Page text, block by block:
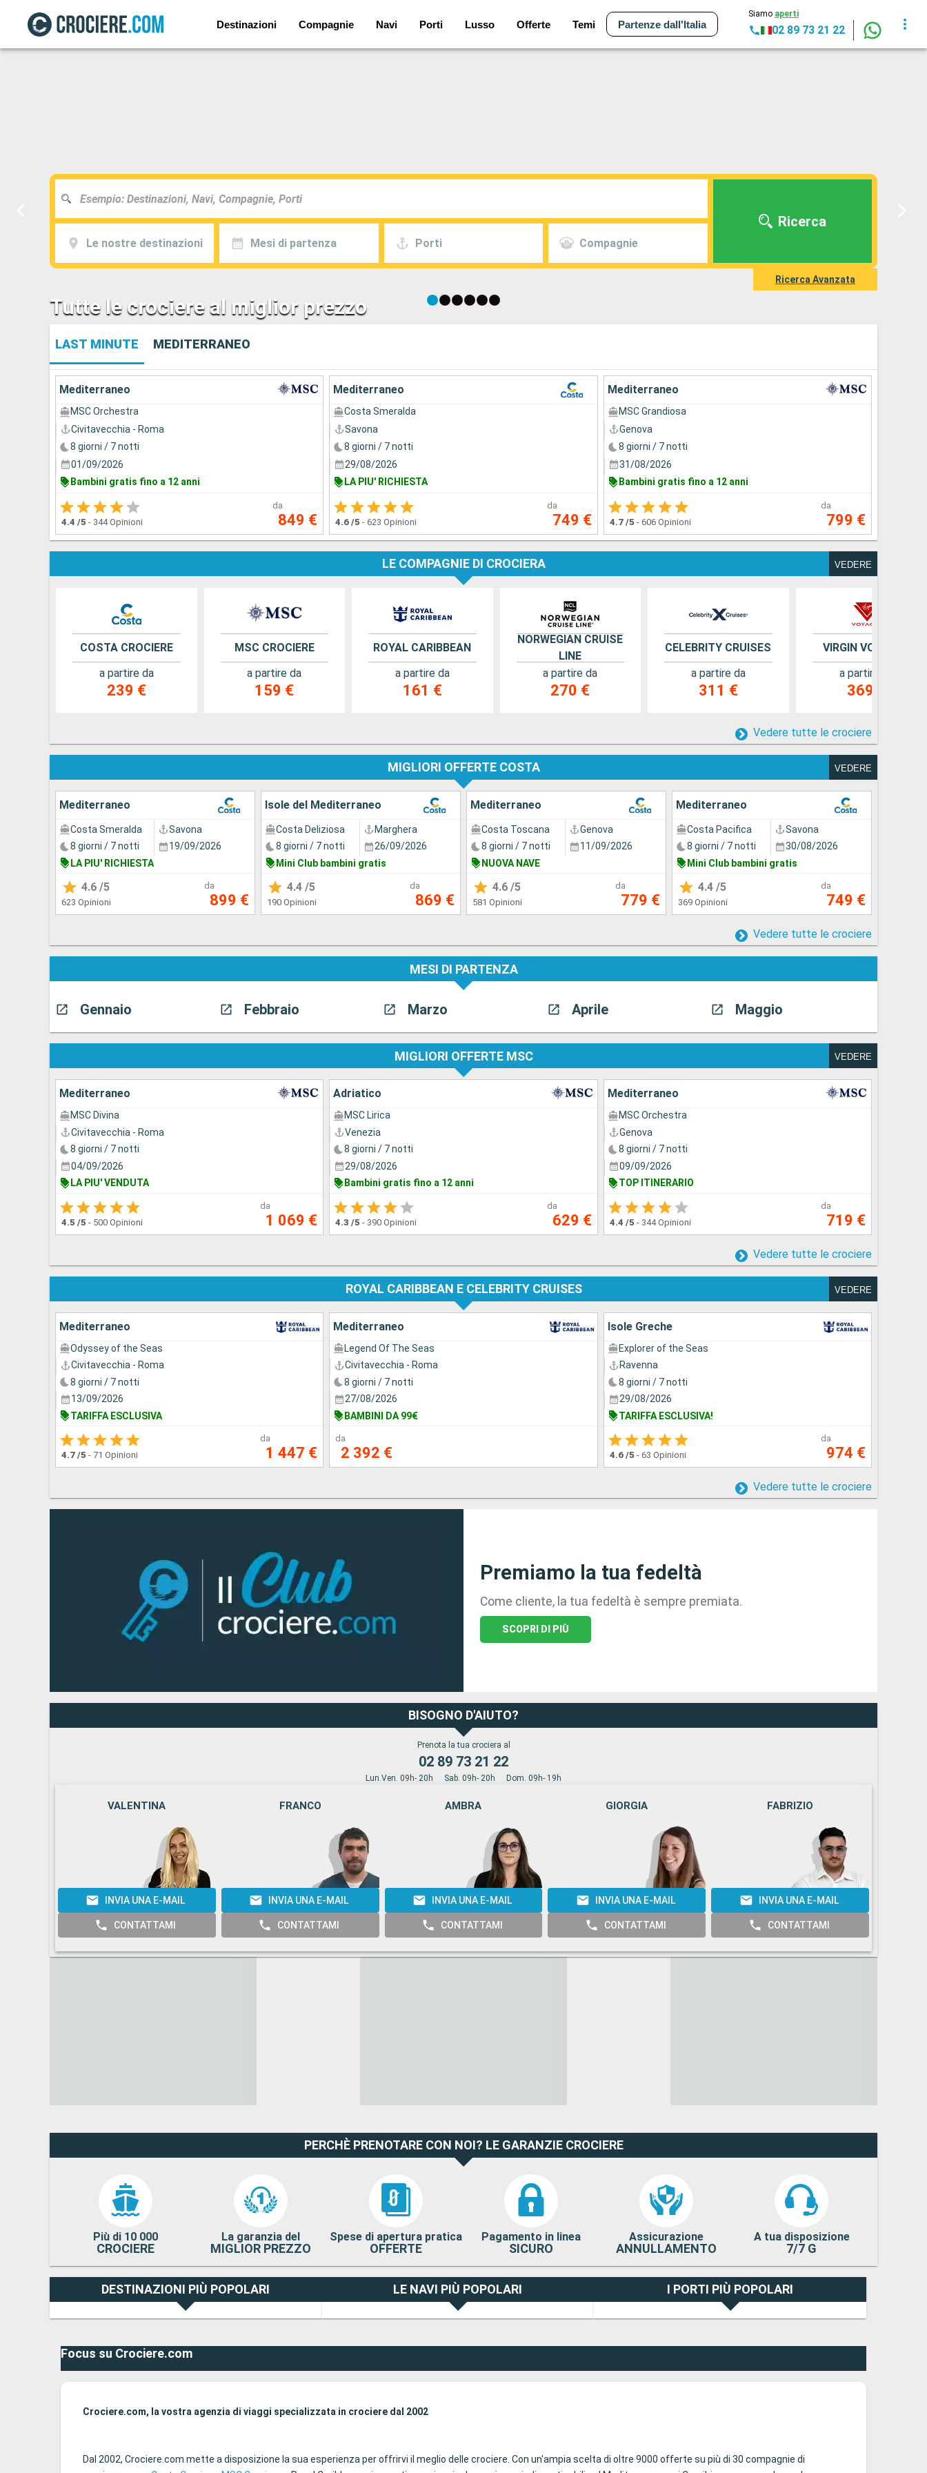
Destinazioni Compagnie Navi Porti Lusso Offerte Temi Partenze dall'Italia
Siamo aperti
02 89 73 21 22
Le nostre destinazioni Mesi di partenza Porti Compagnie
Ricerca
Ricerca Avanzata
Tutte le crociere al miglior prezzo
LAST MINUTE MEDITERRANEO
Mediterraneo
MSC Orchestra
Civitavecchia - Roma
8 giorni / 7 notti
01/09/2026
Bambini gratis fino a 12 anni
4.4 /5 - 344 Opinioni
da
849 €
Mediterraneo
Costa Smeralda
Savona
8 giorni / 7 notti
29/08/2026
LA PIU' RICHIESTA
4.6 /5 -623 Opinioni
da
749 €
Mediterraneo
MSC Grandiosa
Genova
8 giorni / 7 notti
31/08/2026
Bambini gratis fino a 12 anni
4.7/5 - 606 Opinioni
da
799 €
LE COMPAGNIE DI CROCIERA VEDERE
COSTA CROCIERE
a partire da
239 €
MSC CROCIERE
a partire da
159 €
ROYAL CARIBBEAN
a partire da
161 €
NORWEGIAN CRUISE
LINE
a partire da
270 €
CELEBRITY CRUISES
a partire da
311 €
VIRGIN VOYAGES
a partire da
369 €
Vedere tutte le crociere
MIGLIORI OFFERTE COSTA VEDERE
Mediterraneo
Costa Smeralda
Savona
8 giorni / 7 notti
19/09/2026
LA PIU' RICHIESTA
4.6 /5
623 Opinioni
da
899 €
Isole del Mediterraneo
Costa Deliziosa
Marghera
8 giorni / 7 notti
26/09/2026
Mini Club bambini gratis
4.4 /5
190 Opinioni
da
869 €
Mediterraneo
Costa Toscana
Genova
8 giorni / 7 notti
11/09/2026
NUOVA NAVE
4.6 /5
581 Opinioni
da
779 €
Mediterraneo
Costa Pacifica
Savona
8 giorni / 7 notti
30/08/2026
Mini Club bambini gratis
4.4 /5
369 Opinioni
da
749 €
Vedere tutte le crociere
MESI DI PARTENZA
Gennaio Febbraio Marzo Aprile Maggio
MIGLIORI OFFERTE MSC VEDERE
Mediterraneo
MSC Divina
Civitavecchia - Roma
8 giorni / 7 notti
04/09/2026
LA PIU' VENDUTA
4.5 /5 - 500 Opinioni
da
1 069 €
Adriatico
MSC Lirica
Venezia
8 giorni / 7 notti
29/08/2026
Bambini gratis fino a 12 anni
4.3 /5 - 390 Opinioni
da
629 €
Mediterraneo
MSC Orchestra
Genova
8 giorni / 7 notti
09/09/2026
TOP ITINERARIO
4.4 /5 - 344 Opinioni
da
719 €
Vedere tutte le crociere
ROYAL CARIBBEAN E CELEBRITY CRUISES VEDERE
Mediterraneo
Odyssey of the Seas
Civitavecchia - Roma
8 giorni / 7 notti
13/09/2026
TARIFFA ESCLUSIVA
4.7 /5 - 71 Opinioni
da
1 447 €
Mediterraneo
Legend Of The Seas
Civitavecchia - Roma
8 giorni / 7 notti
27/08/2026
BAMBINI DA 99€
da
2 392 €
Isole Greche
Explorer of the Seas
Ravenna
8 giorni / 7 notti
29/08/2026
TARIFFA ESCLUSIVA!
4.6/5 - 63 Opinioni
da
974 €
Vedere tutte le crociere
Premiamo la tua fedeltà
Come cliente, la tua fedeltà è sempre premiata.
SCOPRI DI PIÙ
BISOGNO D'AIUTO?
Prenota la tua crociera al
02 89 73 21 22
Lun.Ven. 09h- 20h Sab. 09h- 20h Dom. 09h- 19h
VALENTINA
INVIA UNA E-MAIL
CONTATTAMI
FRANCO
INVIA UNA E-MAIL
CONTATTAMI
AMBRA
INVIA UNA E-MAIL
CONTATTAMI
GIORGIA
INVIA UNA E-MAIL
CONTATTAMI
FABRIZIO
INVIA UNA E-MAIL
CONTATTAMI
PERCHÈ PRENOTARE CON NOI? LE GARANZIE CROCIERE
Più di 10 000
CROCIERE
La garanzia del
MIGLIOR PREZZO
Spese di apertura pratica
OFFERTE
Pagamento in linea
SICURO
Assicurazione
ANNULLAMENTO
A tua disposizione
7/7 G
DESTINAZIONI PIÙ POPOLARI LE NAVI PIÙ POPOLARI I PORTI PIÙ POPOLARI
Focus su Crociere.com
Crociere.com, la vostra agenzia di viaggi specializzata in crociere dal 2002
Dal 2002, Crociere.com mette a disposizione la sua esperienza per offrirvi il meglio delle crociere. Con un'ampia scelta di oltre 9000 offerte su più di 30 compagnie di